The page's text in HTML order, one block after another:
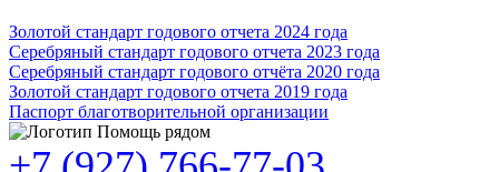
Золотой стандарт годового отчета 2024 года
Серебряный стандарт годового отчета 2023 года
Серебряный стандарт годового отчёта 2020 года
Золотой стандарт годового отчета 2019 года
Паспорт благотворительной организации